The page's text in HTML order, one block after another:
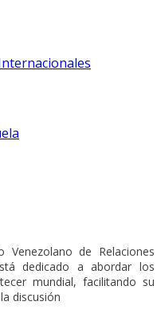
de Relaciones
dedicado a abordar los
mundial, facilitando su
discusión